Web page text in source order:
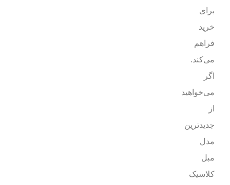
برای
خرید
فراهم
می‌کند.
اگر
می‌خواهید
از
جدیدترین
مدل
مبل
کلاسیک